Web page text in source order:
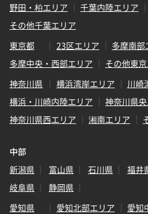
野田・柏エリア
千葉内陸エリア
その他千葉エリア
東京都
23区エリア
多摩南部
多摩中央・西部エリア
その他東
神奈川県
横浜湾岸エリア
川崎
横浜・川崎内陸エリア
神奈川県
神奈川県西エリア
湘南エリア
中部
新潟県
富山県 石川県 福井
岐阜県
静岡県
愛知県
愛知北部エリア 愛知